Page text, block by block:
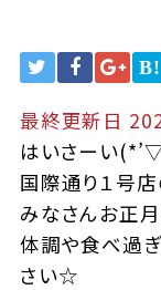
B!
最終更新日
はいさーい
国際通り１号
みなさんお正月
体調や食べ過
さい☆